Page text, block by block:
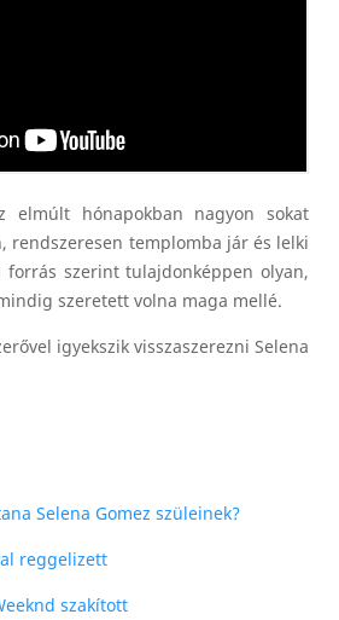
elmúlt hónapokban nagyon sokat
rendszeresen templomba jár és lelki
forrás szerint tulajdonképpen olyan,
szeretett volna maga mellé.
igyekszik visszaszerezni Selena
Selena Gomez szüleinek?
reggelizett
szakított